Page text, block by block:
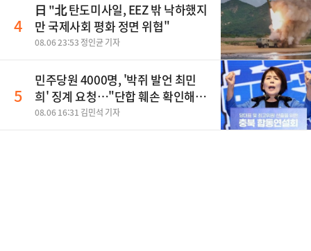
4
日 "北 탄도미사일, EEZ 밖 낙하했지
만 국제사회 평화 정면 위협"
08.06 23:53 정인균 기자
5
민주당원 4000명, '박쥐 발언 최민
희' 징계 요청…"단합 훼손 확인해
야"
08.06 16:31 김민석 기자